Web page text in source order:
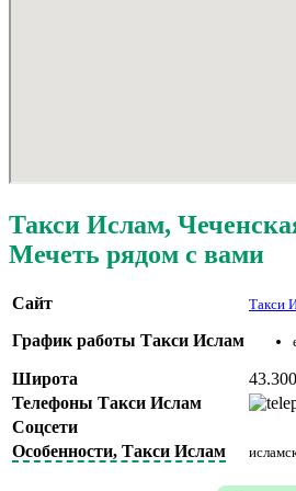
Такси Ислам,
Мечеть рядом с вами
Сайт Такси
График работы Такси Ислам
Широта
Телефоны Такси Ислам
Соцсети
Особенности, Такси Ислам